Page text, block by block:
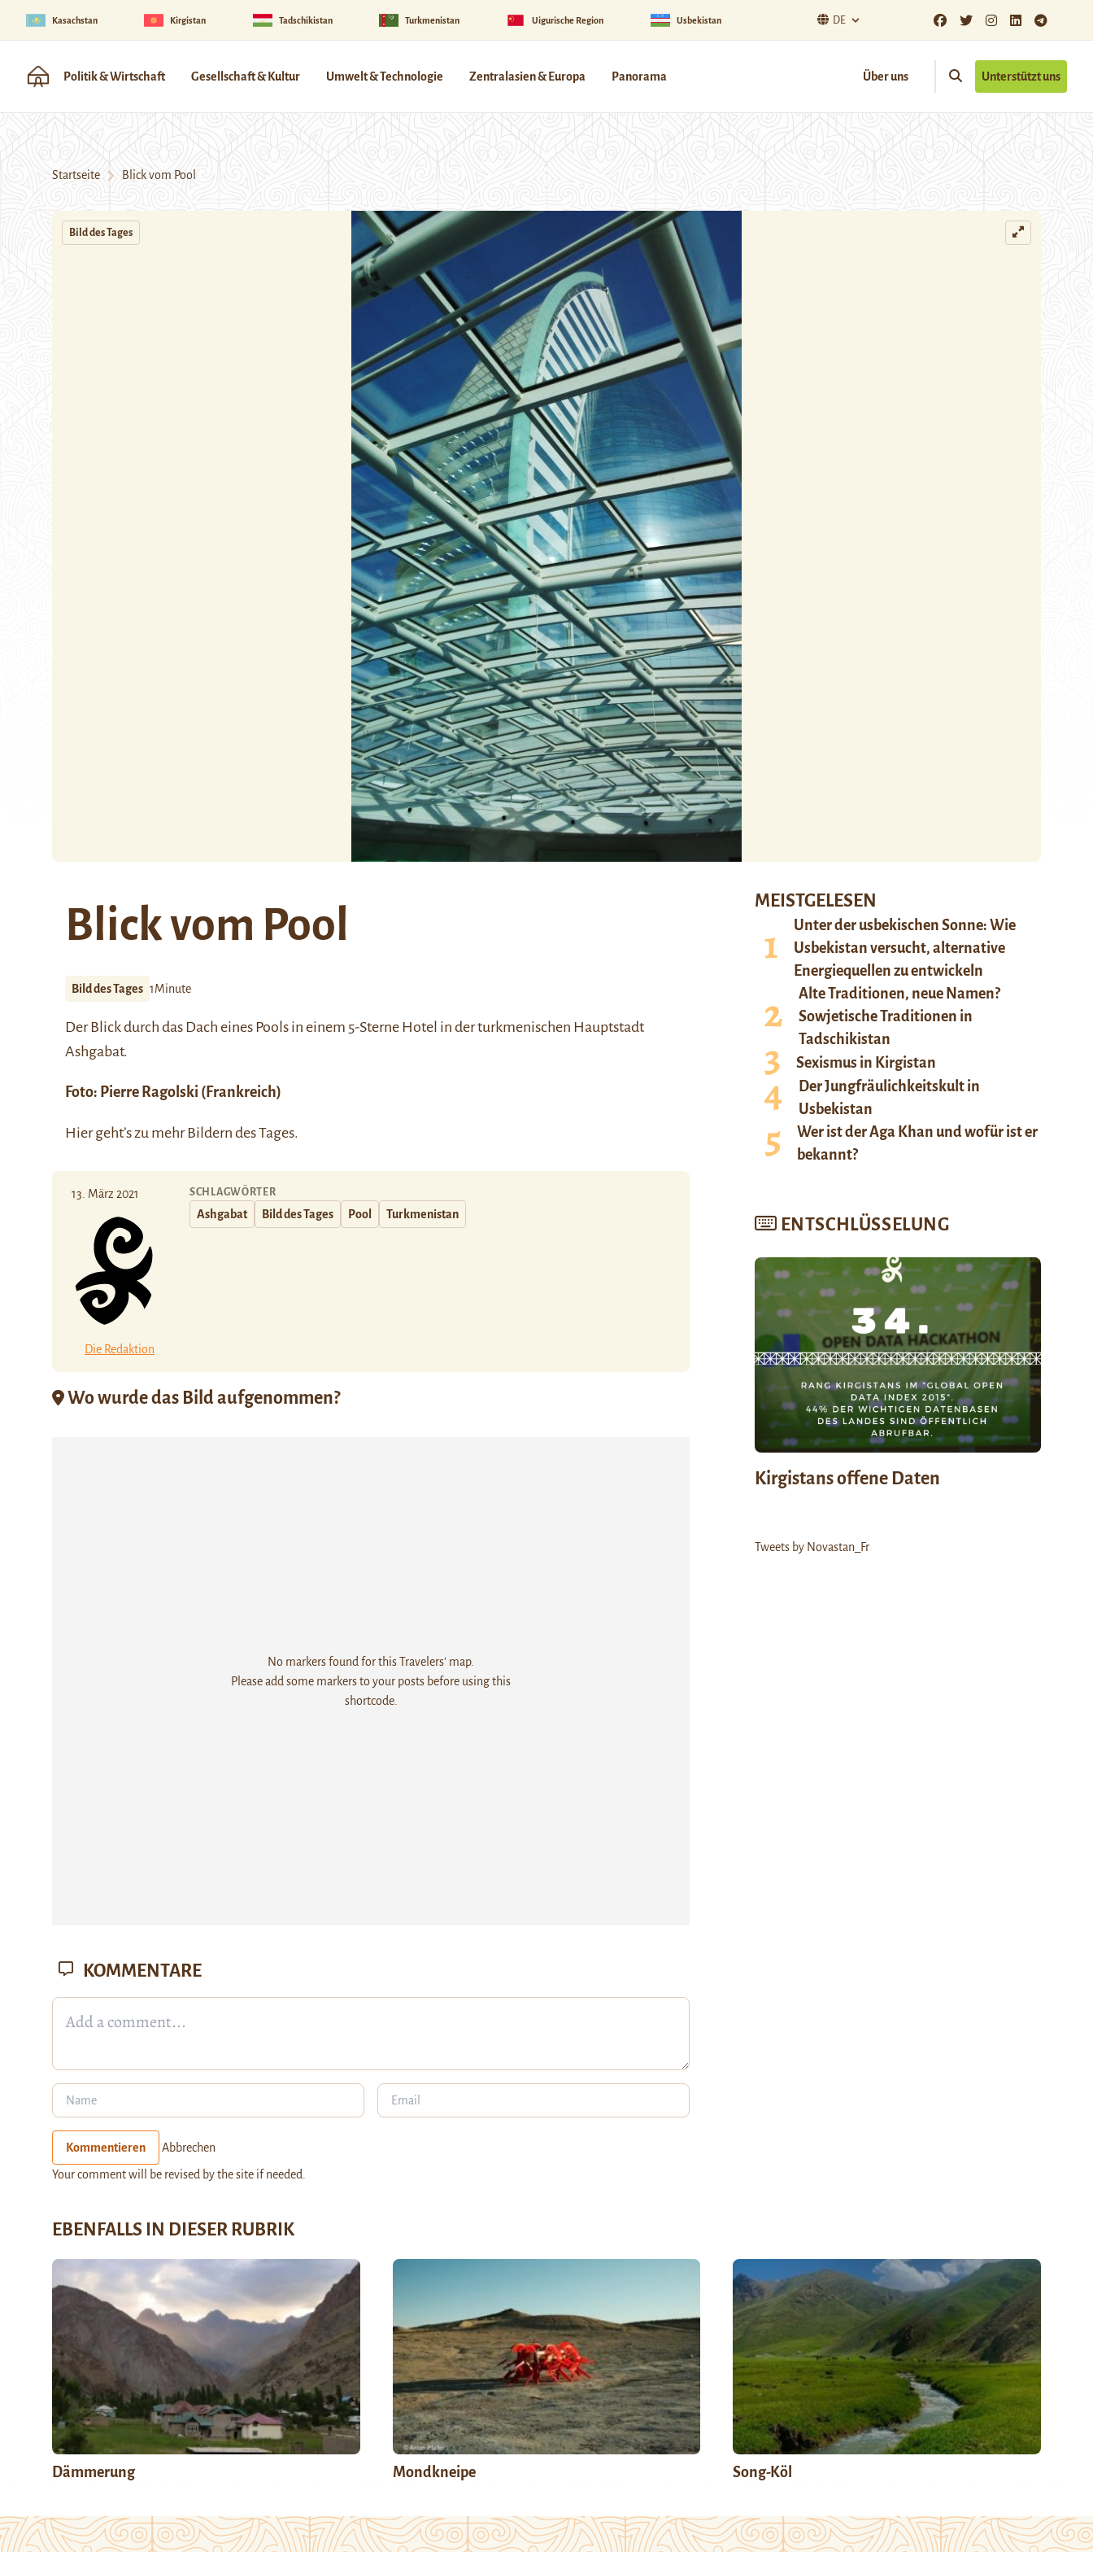
Kasachstan Kirgistan Tadschikistan Turkmenistan Uigurische Region Usbekistan DE
Politik & Wirtschaft Gesellschaft & Kultur Umwelt & Technologie Zentralasien & Europa Panorama Über uns Unterstützt uns
Startseite Blick vom Pool
Bild des Tages
Blick vom Pool
Bild des Tages 1Minute
Der Blick durch das Dach eines Pools in einem 5-Sterne Hotel in der turkmenischen Hauptstadt
Ashgabat.
Foto: Pierre Ragolski (Frankreich)
Hiergeht’s zu mehr Bildern des Tages.
13. März 2021
Die Redaktion
SCHLAGWÖRTER
Ashgabat Bild des Tages Pool Turkmenistan
Wo wurde das Bild aufgenommen?
No markers found for this Travelers' map.
Please add some markers to your posts before using this
shortcode.
MEISTGELESEN
Unter der usbekischen Sonne: Wie
Usbekistan versucht, alternative
Energiequellen zu entwickeln
Alte Traditionen, neue Namen?
Sowjetische Traditionen in
Tadschikistan
Sexismus in Kirgistan
Der Jungfräulichkeitskult in
Usbekistan
Wer ist der Aga Khan und wofür ist er
bekannt?
ENTSCHLÜSSELUNG
Kirgistans offene Daten
Tweets by Novastan_Fr
KOMMENTARE
Kommentieren Abbrechen
Your comment will be revised by the site if needed.
EBENFALLS IN DIESER RUBRIK
Dämmerung Mondkneipe Song-Köl